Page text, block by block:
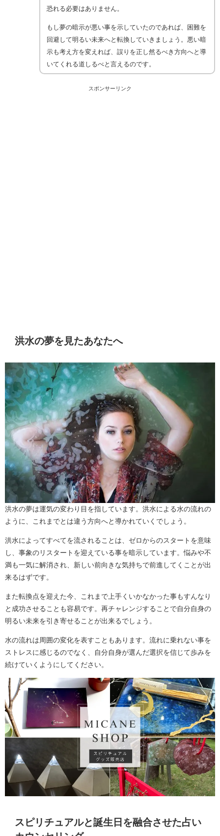
恐れる必要はありません。
もし夢の暗示が悪い事を示していたのであれば、困難を
回避して明るい未来へと転換していきましょう。悪い暗
示も考え方を変えれば、誤りを正し然るべき方向へと導
いてくれる道しるべと言えるのです。
スポンサーリンク
洪水の夢を見たあなたへ
洪水の夢は運気の変わり目を指しています。洪水による水の流れの
ように、これまでとは違う方向へと導かれていくでしょう。
洪水によってすべてを流されることは、ゼロからのスタートを意味
し、事象のリスタートを迎えている事を暗示しています。悩みや不
満も一気に解消され、新しい前向きな気持ちで前進してくことが出
来るはずです。
また転換点を迎えた今、これまで上手くいかなかった事もすんなり
と成功させることも容易です。再チャレンジすることで自分自身の
明るい未来を引き寄せることが出来るでしょう。
水の流れは周囲の変化を表すこともあります。流れに乗れない事を
ストレスに感じるのでなく、自分自身が選んだ選択を信じて歩みを
続けていくようにしてください。
スピリチュアルと誕生日を融合させた占い